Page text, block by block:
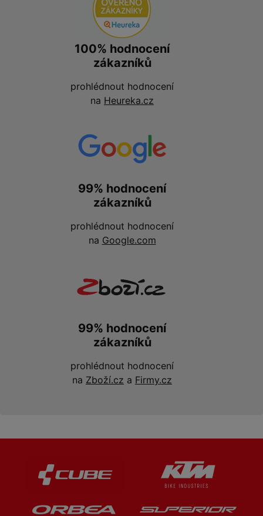
100% hodnocení
zákazníků
prohlédnout hodnocení
na Heureka.cz
99% hodnocení
zákazníků
prohlédnout hodnocení
na Google.com
99% hodnocení
zákazníků
prohlédnout hodnocení
na Zboží.cz a Firmy.cz